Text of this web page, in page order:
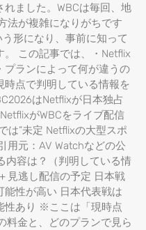
ました。WBCは毎回、地
法が複雑になりがちです
形になり、事前に知って
この記事では、・Netflix
プランによって何が違うの
点で判明している情報を
はNetflixが日本独占
がWBCをライブ配信
は”未定 Netflixの大型スポ
用元：AV Watchなどの公
内容は？（判明している情
見逃し配信の予定 日本戦
性が高い 日本代表戦は
性あり ※ここは「現時点
料金と、どのプランで見ら